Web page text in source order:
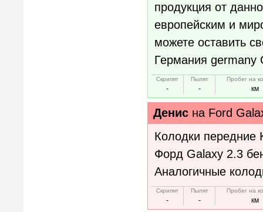
продукция от
европейским и
можете оставить
Германия germany
Скрипят
-
Пылят
-
Пробег на
км
Денис на Ford
Колодки передние
Форд Galaxy 2.3
Аналогичные
Скрипят
-
Пылят
-
Пробег на
км